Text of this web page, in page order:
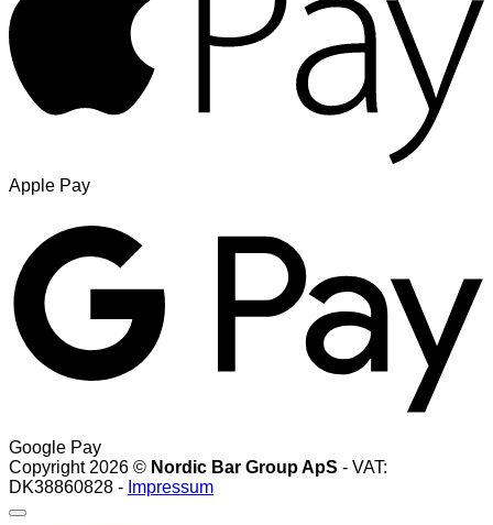
Apple Pay
Google Pay
Copyright 2026 © Nordic Bar Group ApS - VAT:
DK38860828 - Impressum